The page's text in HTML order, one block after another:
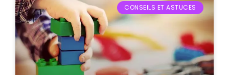
CONSEILS ET ASTUCES